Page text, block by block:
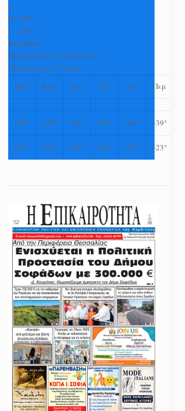
C
H:+38°
L:+25°
Καρδίτσα
Παρασκευή, 07 Αύγουστος
Πρόγνωση για 7 μέρες
Σαβ
Κυρ Δευ Τρι Τετ Πεμ
+39° +39° +38° +39° +40° +39°
+25° +26° +25° +24° +23° +23°